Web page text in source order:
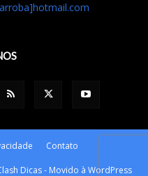
Contato
Dicas - Movido à WordPress